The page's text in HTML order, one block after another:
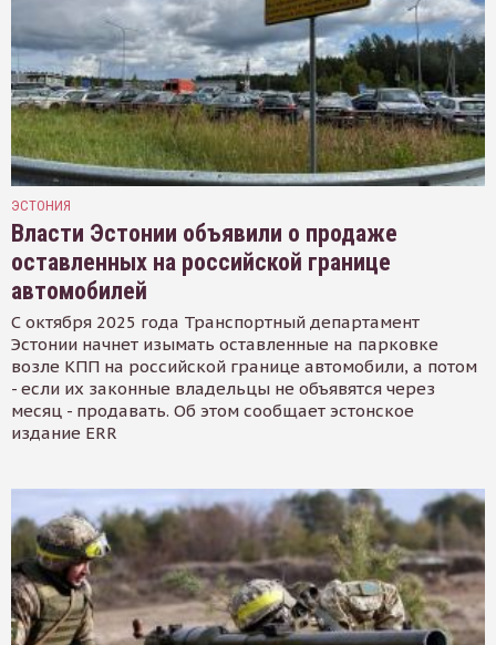
ЭСТОНИЯ
Власти Эстонии объявили о продаже
оставленных на российской границе
автомобилей
С октября 2025 года Транспортный департамент
Эстонии начнет изымать оставленные на парковке
возле КПП на российской границе автомобили, а потом
- если их законные владельцы не объявятся через
месяц - продавать. Об этом сообщает эстонское
издание ERR